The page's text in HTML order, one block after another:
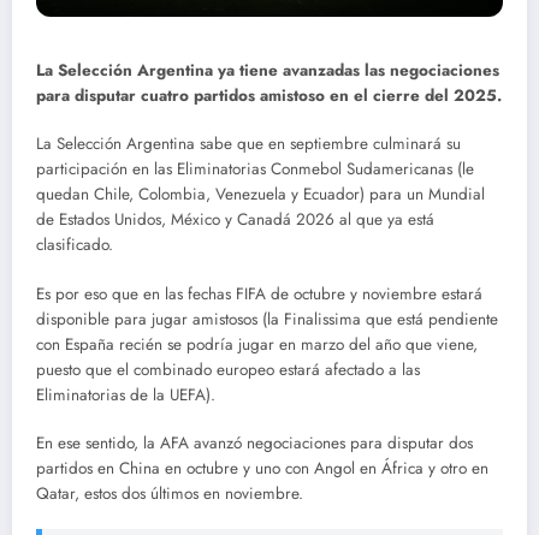
La Selección Argentina ya tiene avanzadas las negociaciones
para disputar cuatro partidos amistoso en el cierre del 2025.
La Selección Argentina sabe que en septiembre culminará su
participación en las Eliminatorias Conmebol Sudamericanas (le
quedan Chile, Colombia, Venezuela y Ecuador) para un Mundial
de Estados Unidos, México y Canadá 2026 al que ya está
clasificado.
Es por eso que en las fechas FIFA de octubre y noviembre estará
disponible para jugar amistosos (la Finalissima que está pendiente
con España recién se podría jugar en marzo del año que viene,
puesto que el combinado europeo estará afectado a las
Eliminatorias de la UEFA).
En ese sentido, la AFA avanzó negociaciones para disputar dos
partidos en China en octubre y uno con Angol en África y otro en
Qatar, estos dos últimos en noviembre.